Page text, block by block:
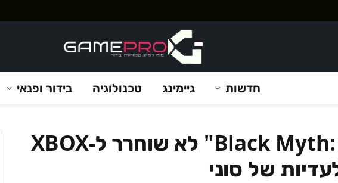
חדשות גיימינג טכנולוגיה בידור ופנאי
דיווח: "Black Myth: Wukong" לא שוחרר ל-XBOX
של סוני